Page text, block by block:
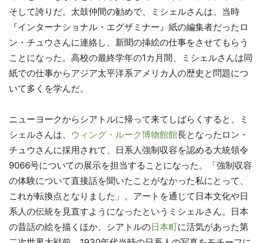
そして誇りだ。太鼓仲間の勧めで、ミシェルさんは、当時
『インターナショナル・エグザミナー』紙の編集者だったロ
ン・チュウさんに連絡し、新聞の挿絵の仕事をさせてもらう
ことになった。高校の最終学年の1カ月間、ミシェルさんは同
紙での仕事からアジア太平洋系アメリカ人の歴史と問題につ
いて多くを学んだ。
ニューヨークからシアトルに帰って来てしばらくすると、ミ
シェルさんは、 ウィング・ルーク博物館館長となったロン・
チュウさんに採用されて、日系人強制収容を認める大統領令
9066号についての展示を担当することになった。「強制収容
の体験について直接話を聞いたことがなかった私にとって、
これが転換点となりました」。アートを通じて日本文化や日
系人の伝統を見直すようになったというミシェルさん。日本
の昔話の絵を描くほか、シアトルの日本町に活気があった第